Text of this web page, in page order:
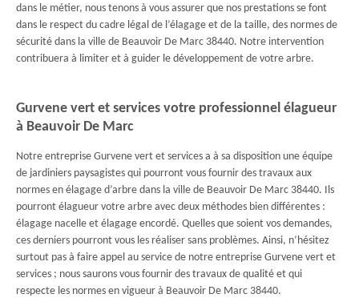
dans le métier, nous tenons à vous assurer que nos prestations se font
dans le respect du cadre légal de l’élagage et de la taille, des normes de
sécurité dans la ville de Beauvoir De Marc 38440. Notre intervention
contribuera à limiter et à guider le développement de votre arbre.
Gurvene vert et services votre professionnel élagueur
à Beauvoir De Marc
Notre entreprise Gurvene vert et services a à sa disposition une équipe
de jardiniers paysagistes qui pourront vous fournir des travaux aux
normes en élagage d’arbre dans la ville de Beauvoir De Marc 38440. Ils
pourront élagueur votre arbre avec deux méthodes bien différentes :
élagage nacelle et élagage encordé. Quelles que soient vos demandes,
ces derniers pourront vous les réaliser sans problèmes. Ainsi, n’hésitez
surtout pas à faire appel au service de notre entreprise Gurvene vert et
services ; nous saurons vous fournir des travaux de qualité et qui
respecte les normes en vigueur à Beauvoir De Marc 38440.